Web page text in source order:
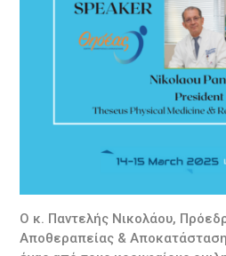
Ο κ. Παντελής Νικολάου,
Αποθεραπείας &